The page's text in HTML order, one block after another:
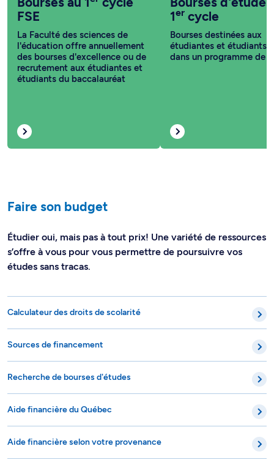
FSE
La Faculté des sciences de
l'éducation offre annuellement
des bourses d'excellence ou de
recrutement aux étudiantes et
étudiants du baccalauréat
1er cycle
Bourses destinées aux
étudiantes et étudiants
dans un programme de 1
Faire son budget
Étudier oui, mais pas à tout prix! Une variété de ressources
s’offre à vous pour vous permettre de poursuivre vos
études sans tracas.
Calculateur des droits de scolarité
Sources de financement
Recherche de bourses d'études
Aide financière du Québec
Aide financière selon votre provenance